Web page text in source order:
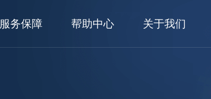
服务保障 帮助中心 关于我们